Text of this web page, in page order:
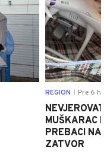
REGION Pre 6 h
MUŠKARAC
PREBACI
ZATVOR